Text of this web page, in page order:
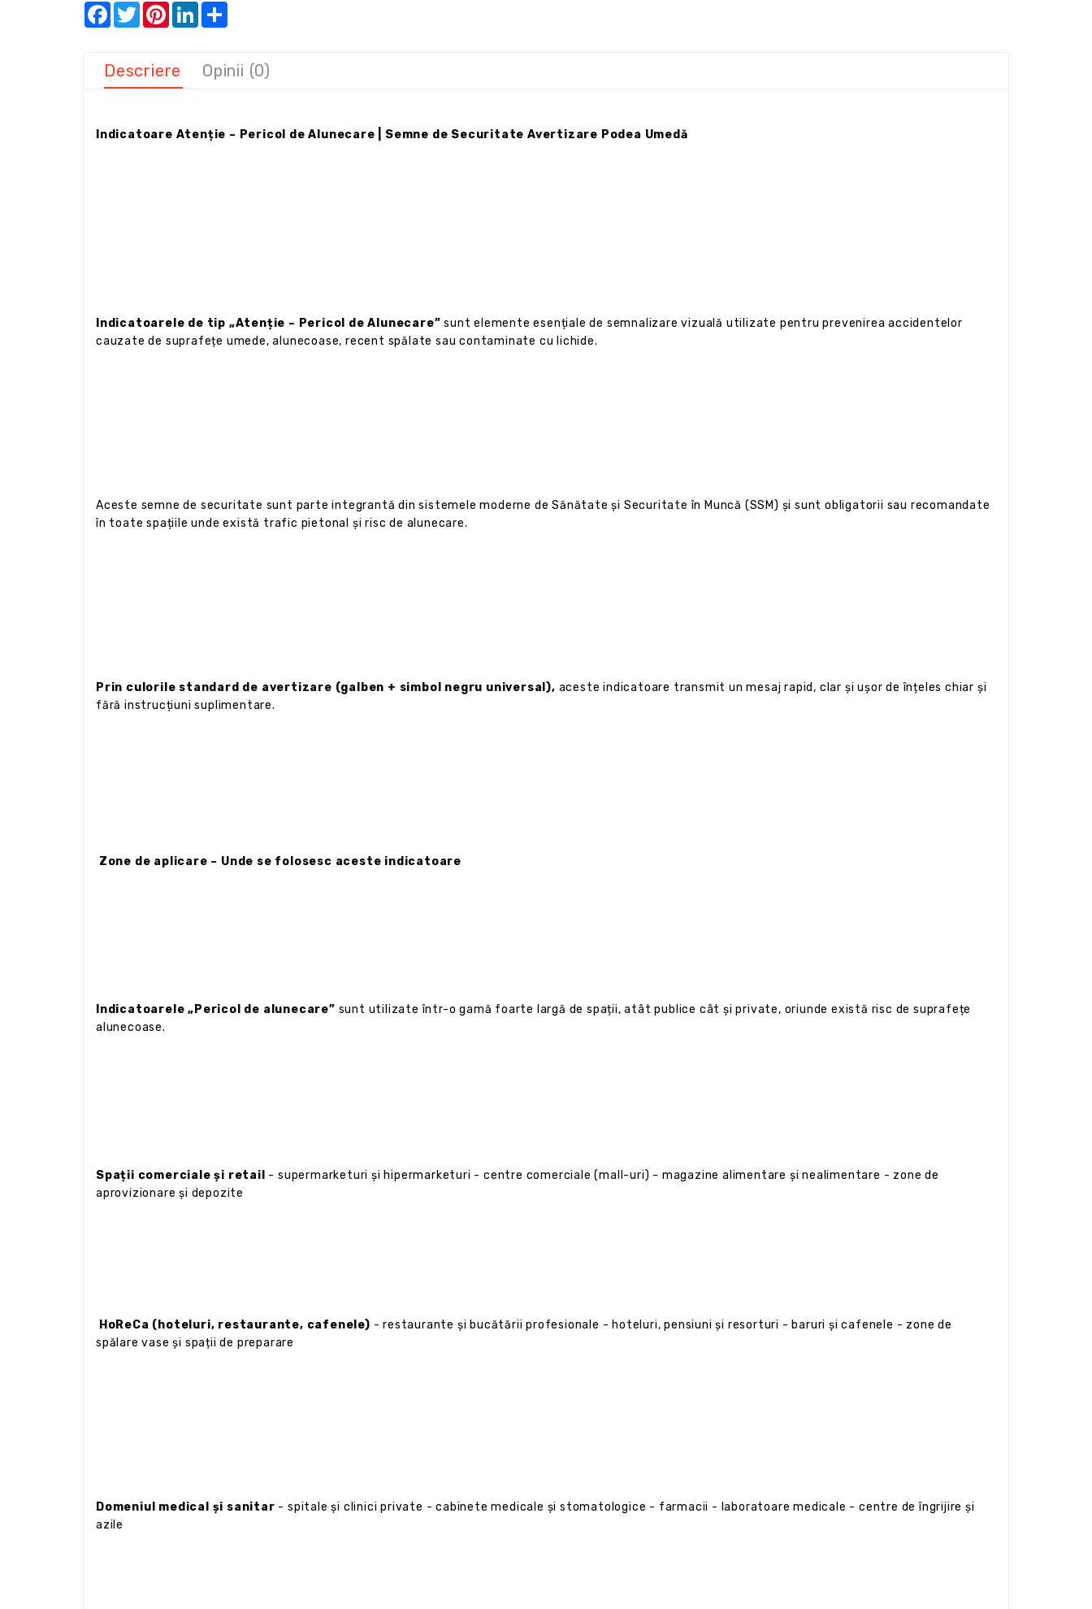
Facebook
TwitterPinterestLinkedIn
Descriere Opinii (0)
Indicatoare Atenție – Pericol de Alunecare | Semne de Securitate Avertizare Podea Umedă
Indicatoarele de tip „Atenție – Pericol de Alunecare” sunt elemente esențiale de semnalizare vizuală utilizate pentru prevenirea accidentelor
cauzate de suprafețe umede, alunecoase, recent spălate sau contaminate cu lichide.
Aceste semne de securitate sunt parte integrantă din sistemele moderne de Sănătate și Securitate în Muncă (SSM) și sunt obligatorii sau recomandate
în toate spațiile unde există trafic pietonal și risc de alunecare.
Prin culorile standard de avertizare (galben + simbol negru universal), aceste indicatoare transmit un mesaj rapid, clar și ușor de înțeles chiar și
fără instrucțiuni suplimentare.
Zone de aplicare – Unde se folosesc aceste indicatoare
Indicatoarele „Pericol de alunecare” sunt utilizate într-o gamă foarte largă de spații, atât publice cât și private, oriunde există risc de suprafețe
alunecoase.
Spații comerciale și retail - supermarketuri și hipermarketuri - centre comerciale (mall-uri) - magazine alimentare și nealimentare - zone de
aprovizionare și depozite
HoReCa (hoteluri, restaurante, cafenele) - restaurante și bucătării profesionale - hoteluri, pensiuni și resorturi - baruri și cafenele - zone de
spălare vase și spații de preparare
Domeniul medical și sanitar - spitale și clinici private - cabinete medicale și stomatologice - farmacii - laboratoare medicale - centre de îngrijire și
azile